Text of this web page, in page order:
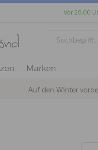
Vor 20.00
Marken
Auf den Winter